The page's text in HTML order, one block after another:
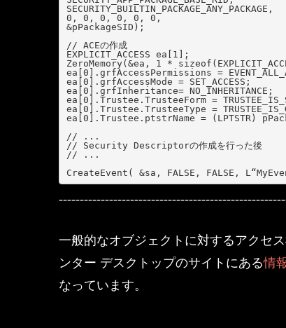
SECURITY_BUILTIN_PACKAGE_ANY_PACKAGE,
0, 0, 0, 0, 0, 0,
&pPackageSID);
// ACEの作成
EXPLICIT_ACCESS ea[1];
ZeroMemory(&ea, 1 *
ea[0].grfAccessPermissions =
ea[0].grfAccessMode = SET_ACCESS;
ea[0].grfInheritance= NO_INHERITANCE;
ea[0].Trustee.TrusteeForm =
ea[0].Trustee.TrusteeType =
ea[0].Trustee.ptstrName = (LPTSTR)
// ...
// Security Descriptorの作成を行った後
// ...
一般的なオブジェクトに対するアクセ
ンター デスクトップのサイトにある情
なっています。